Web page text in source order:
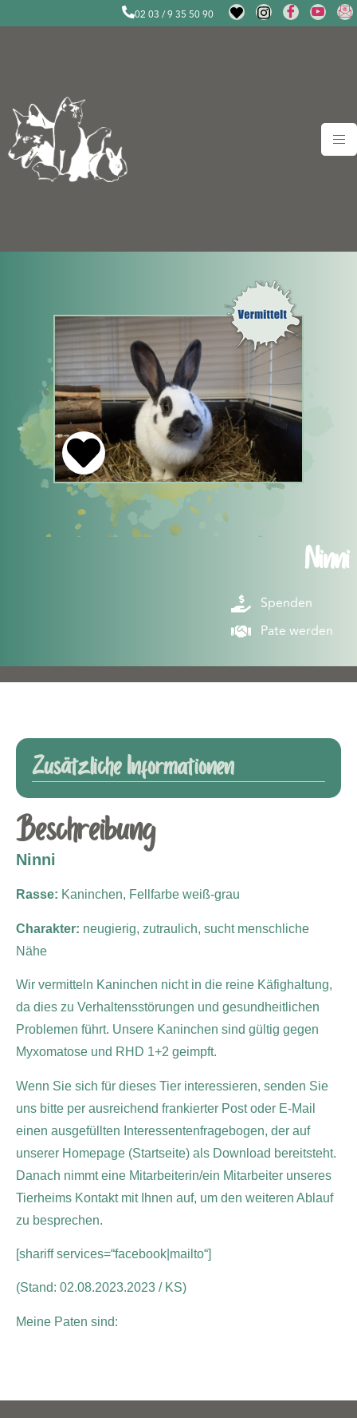
02 03 / 9 35 50 90
Ninni
Spenden
Pate werden
Zusätzliche Informationen
Beschreibung
Ninni
Rasse: Kaninchen, Fellfarbe weiß-grau
Charakter: neugierig, zutraulich, sucht menschliche
Nähe
Wir vermitteln Kaninchen nicht in die reine Käfighaltung,
da dies zu Verhaltensstörungen und gesundheitlichen
Problemen führt. Unsere Kaninchen sind gültig gegen
Myxomatose und RHD 1+2 geimpft.
Wenn Sie sich für dieses Tier interessieren, senden Sie
uns bitte per ausreichend frankierter Post oder E-Mail
einen ausgefüllten Interessentenfragebogen, der auf
unserer Homepage (Startseite) als Download bereitsteht.
Danach nimmt eine Mitarbeiterin/ein Mitarbeiter unseres
Tierheims Kontakt mit Ihnen auf, um den weiteren Ablauf
zu besprechen.
[shariff services=“facebook|mailto“]
(Stand: 02.08.2023.2023 / KS)
Meine Paten sind: